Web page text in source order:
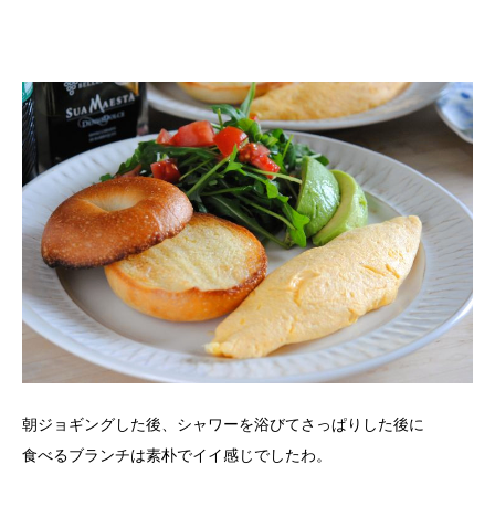
朝ジョギングした後、シャワーを浴びてさっぱりした後に
食べるブランチは素朴でイイ感じでしたわ。